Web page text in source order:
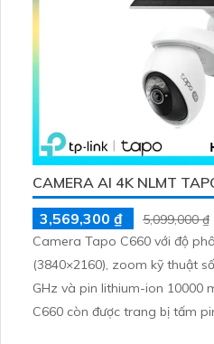
CAMERA AI 4K NLMT
3,569,300 ₫
5,099,000 ₫
Camera Tapo C660 với độ
(3840×2160), zoom kỹ thuật
GHz và pin lithium-ion 10000
C660 còn được trang bị tấm